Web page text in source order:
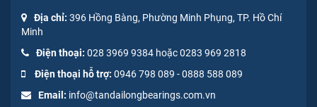
Địa chỉ: 396 Hồng Bàng, Phường Minh Phụng, TP. Hồ Chí
Minh
Điện thoại: 028 3969 9384 hoặc 0283 969 2818
Điện thoại hỗ trợ: 0946 798 089 -0888 588 089
Email: info@tandailongbearings.com.vn